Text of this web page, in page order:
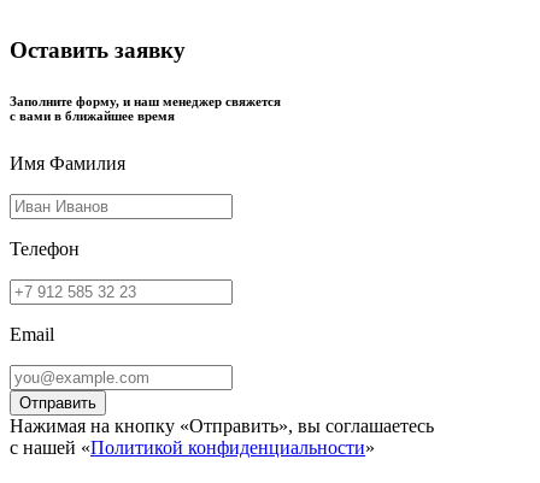
Оставить заявку
Заполните форму, и наш менеджер свяжется
с вами в ближайшее время
Имя Фамилия
Телефон
Email
Нажимая на кнопку «Отправить», вы соглашаетесь
с нашей «Политикой конфиденциальности»